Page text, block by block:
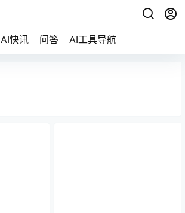
AI快讯 问答 AI工具导航